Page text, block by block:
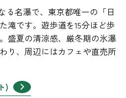
る名瀑で、東京都唯一の「日
滝です。遊歩道を15分ほど歩
盛夏の清涼感、厳冬期の氷瀑
り、周辺にはカフェや直売所
)